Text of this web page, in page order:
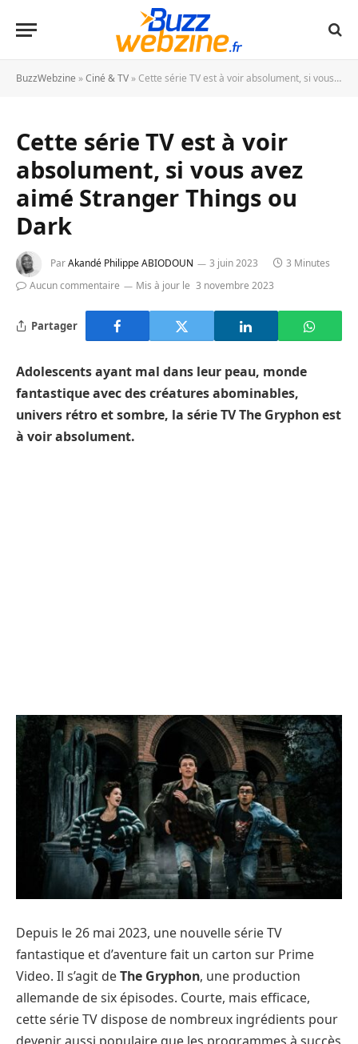
BuzzWebzine »Ciné & TV » Cette série TV est à voir absolument, si vous avez aimé Stranger Things ou Dark
Cette série TV est à voir
absolument, si vous avez
aimé Stranger Things ou
Dark
ParAkandé Philippe ABIODOUN 3 juin 2023
3 Minutes
Aucun commentaire
Mis à jour le 3 novembre 2023
Partager
Adolescents ayant mal dans leur peau, monde
fantastique avec des créatures abominables,
univers rétro et sombre, la série TV The Gryphon est
à voir absolument.
Depuis le 26 mai 2023, une nouvelle série TV
fantastique et d’aventure fait un carton sur Prime
Video. Il s’agit deThe Gryphon, une production
allemande de six épisodes. Courte, mais efficace,
cette série TV dispose de nombreux ingrédients pour